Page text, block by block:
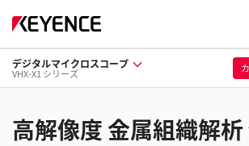
デジタルマイクロスコープ
VHX-X1 シリーズ
高解像度 金属組織解